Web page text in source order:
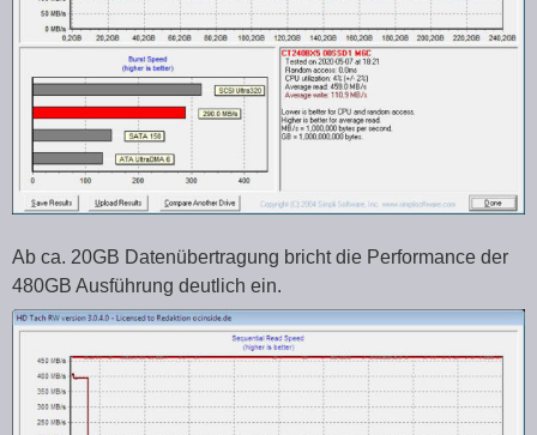
Ab ca. 20GB Datenübertragung bricht die Performance der
480GB Ausführung deutlich ein.